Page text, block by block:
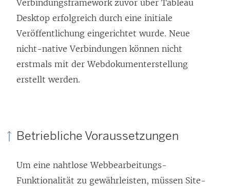
Verbindungsframework zuvor über Tableau
Desktop erfolgreich durch eine initiale
Veröffentlichung eingerichtet wurde. Neue
nicht-native Verbindungen können nicht
erstmals mit der Webdokumenterstellung
erstellt werden.
Betriebliche Voraussetzungen
Um eine nahtlose Webbearbeitungs-
Funktionalität zu gewährleisten, müssen Site-